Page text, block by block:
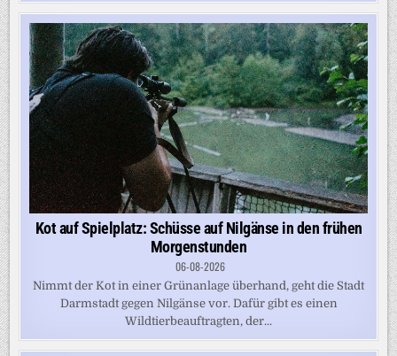
Kot auf Spielplatz: Schüsse auf Nilgänse in den frühen
Morgenstunden
06-08-2026
Nimmt der Kot in einer Grünanlage überhand, geht die Stadt
Darmstadt gegen Nilgänse vor. Dafür gibt es einen
Wildtierbeauftragten, der...